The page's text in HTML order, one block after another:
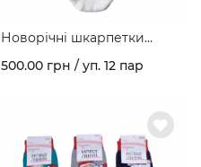
Новорічні шкарпетки
зимові махрові з малюнком
"Santa" асорті кольорів в
500.00 грн / уп. 12 пар